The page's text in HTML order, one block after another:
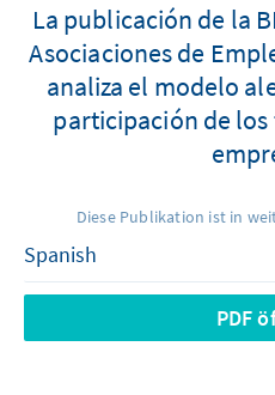
La publicación de la
Asociaciones de
analiza el modelo
participación de
Diese Publikation ist in
PDF